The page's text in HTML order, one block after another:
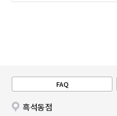
FAQ
흑석동점